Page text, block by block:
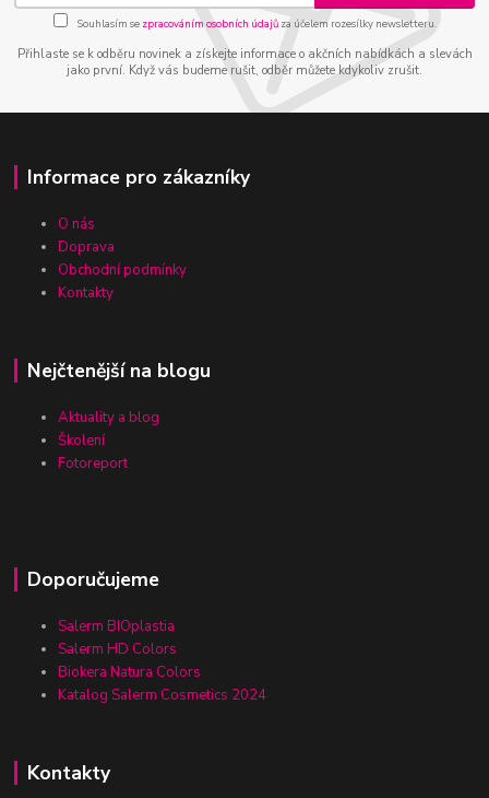
Souhlasím se zpracováním osobních údajůza účelem rozesílky newsletteru.
Přihlaste se k odběru novinek a získejte informace o akčních nabídkách a slevách
jako první. Když vás budeme rušit, odběr můžete kdykoliv zrušit.
Informace pro zákazníky
O nás
Doprava
Obchodní podmínky
Kontakty
Nejčtenější na blogu
Aktuality a blog
Školení
Fotoreport
Doporučujeme
Salerm BIOplastia
Salerm HD Colors
Biokera Natura Colors
Katalog Salerm Cosmetics 2024
Kontakty